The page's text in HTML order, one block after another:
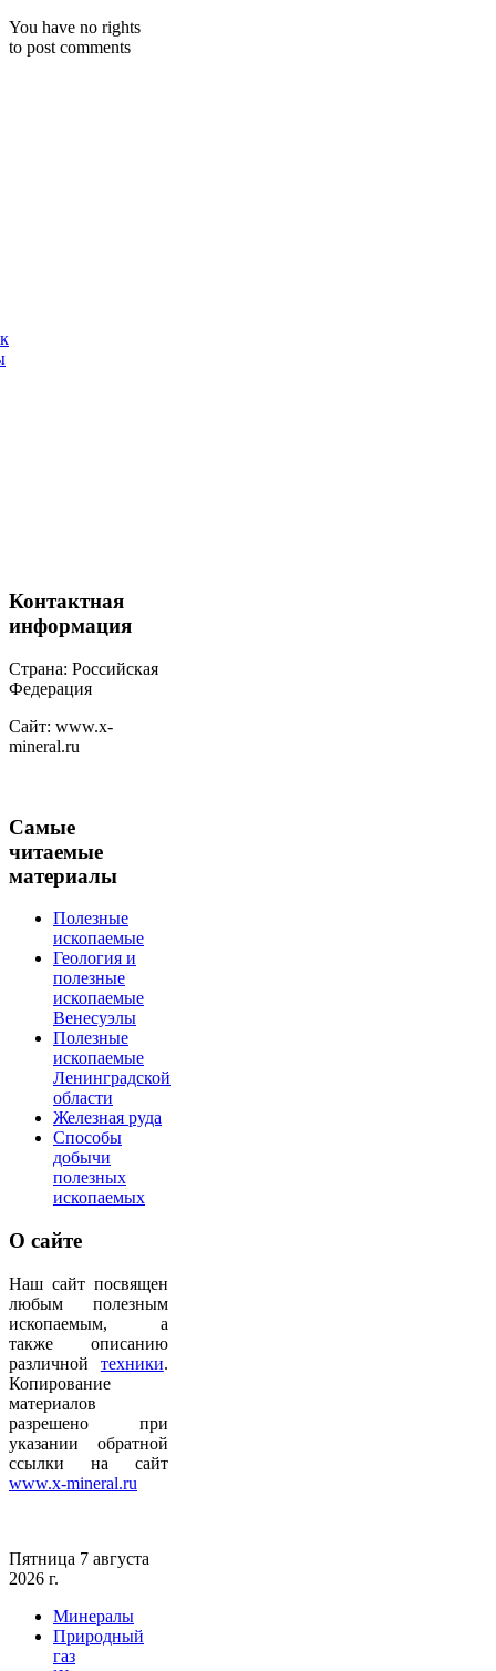
You have no rights
to post comments
Контактная
информация
Страна: Российская
Федерация
Сайт: www.x-
mineral.ru
Самые
читаемые
материалы
Полезные
ископаемые
Геология и
полезные
ископаемые
Венесуэлы
Полезные
ископаемые
Ленинградской
области
Железная руда
Способы
добычи
полезных
ископаемых
О сайте
Наш сайт посвящен
любым полезным
ископаемым, а
также описанию
различной техники.
Копирование
материалов
разрешено при
указании обратной
ссылки на сайт
www.x-mineral.ru
Пятница 7 августа
2026 г.
Минералы
Природный
газ